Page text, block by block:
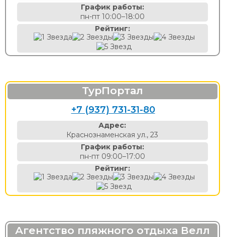
График работы:
пн-пт 10:00–18:00
Рейтинг:
ТурПортал
+7 (937) 731-31-80
Адрес:
Краснознаменская ул., 23
График работы:
пн-пт 09:00–17:00
Рейтинг:
Агентство пляжного отдыха Велл